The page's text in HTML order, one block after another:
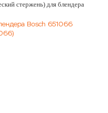
стержень) для блендера